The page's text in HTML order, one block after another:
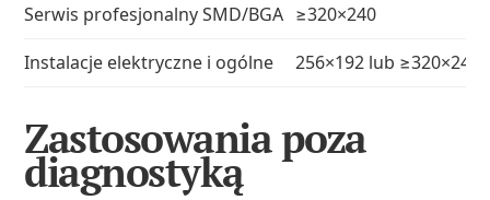
Serwis profesjonalny SMD/BGA ≥320×240
Instalacje elektryczne i ogólne
256×192 lub ≥320×240
Zastosowania poza
diagnostyką